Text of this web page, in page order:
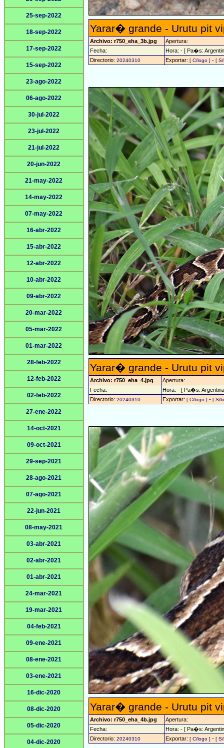
25-sep-2022
18-sep-2022
17-sep-2022
15-sep-2022
23-ago-2022
06-ago-2022
30-jul-2022
23-jul-2022
21-jul-2022
20-jun-2022
21-may-2022
14-may-2022
07-may-2022
16-abr-2022
15-abr-2022
12-abr-2022
10-abr-2022
09-abr-2022
20-mar-2022
05-mar-2022
01-mar-2022
28-feb-2022
12-feb-2022
02-feb-2022
27-ene-2022
14-oct-2021
09-oct-2021
29-sep-2021
28-ago-2021
07-ago-2021
22-jun-2021
08-may-2021
03-abr-2021
02-abr-2021
01-abr-2021
24-mar-2021
19-mar-2021
04-feb-2021
09-ene-2021
08-ene-2021
03-ene-2021
16-dic-2020
08-dic-2020
05-dic-2020
04-dic-2020
Yarar� grande - Urutu pit
Archivo: r750_eha_3b.jpg
Apertura:
Fecha:
Hora: - [ Pa�s:
Directorio: 20240310 Exportar: [ C/logo ] - [
Yarar� grande - Urutu pit
Archivo: r750_eha_4.jpg
Apertura:
Fecha:
Hora: - [ Pa�s:
Directorio: 20240310 Exportar: [ C/logo ] - [ S/
Yarar� grande - Urutu pit
Archivo: r750_eha_4b.jpg
Apertura:
Fecha:
Hora: - [ Pa�s:
Directorio: 20240310 Exportar: [ C/logo ] - [